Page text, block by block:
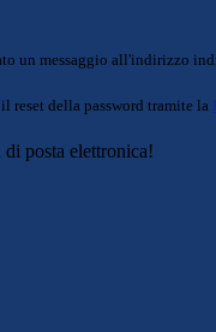
un messaggio all'indirizzo
reset della password tramite la
posta elettronica!